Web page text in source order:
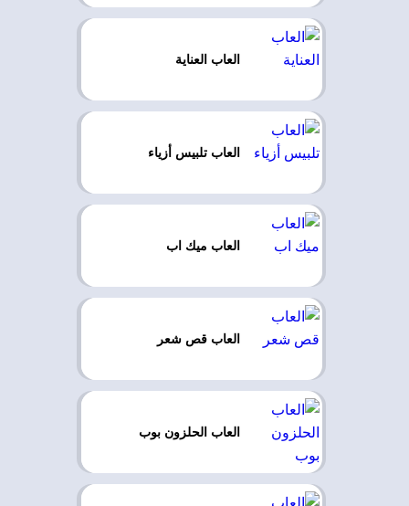
العاب العناية
العاب تلبيس أزياء
العاب ميك اب
العاب قص شعر
العاب الحلزون بوب